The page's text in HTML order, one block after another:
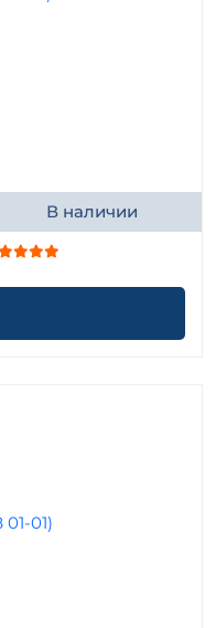
В наличии